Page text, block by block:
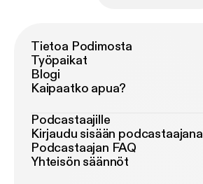
Tietoa Podimosta
Työpaikat
Blogi
Kaipaatko apua?
Podcastaajille
Kirjaudu sisään podcastaajana
Podcastaajan FAQ
Yhteisön säännöt